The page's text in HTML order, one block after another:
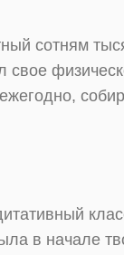
сотням
свое
в начале